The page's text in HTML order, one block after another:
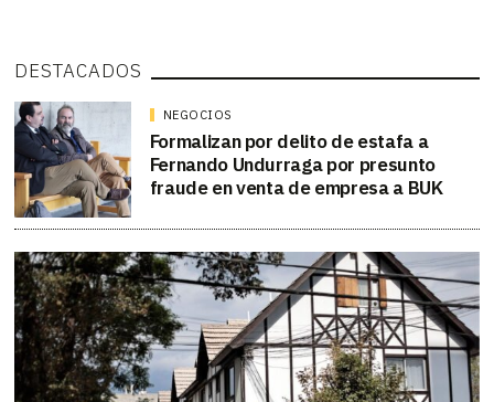
DESTACADOS
NEGOCIOS
Formalizan por delito de estafa a
Fernando Undurraga por presunto
fraude en venta de empresa a BUK